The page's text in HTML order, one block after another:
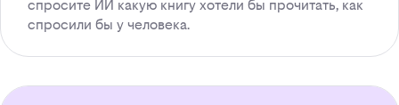
спросите ИИ какую книгу хотели бы прочитать, как
спросили бы у человека.